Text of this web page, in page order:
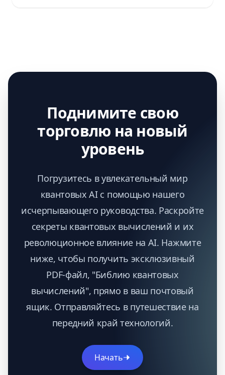
Поднимите свою
торговлю на новый
уровень
Погрузитесь в увлекательный мир
квантовых AI с помощью нашего
исчерпывающего руководства. Раскройте
секреты квантовых вычислений и их
революционное влияние на AI. Нажмите
ниже, чтобы получить эксклюзивный
PDF-файл, "Библию квантовых
вычислений", прямо в ваш почтовый
ящик. Отправляйтесь в путешествие на
передний край технологий.
Начать